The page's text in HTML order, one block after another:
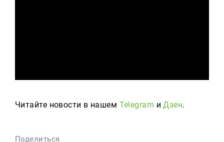
Читайте новости в нашем Telegram иДзен.
Поделиться